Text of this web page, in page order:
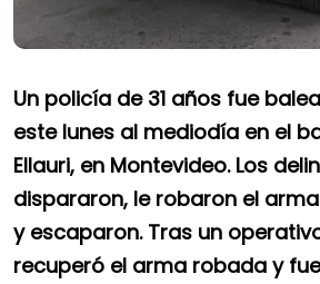
Un policía de 31 años fue
este lunes al mediodía en el
Ellauri, en Montevideo. Los
dispararon, le robaron el
y escaparon. Tras un
recuperó el arma robada y